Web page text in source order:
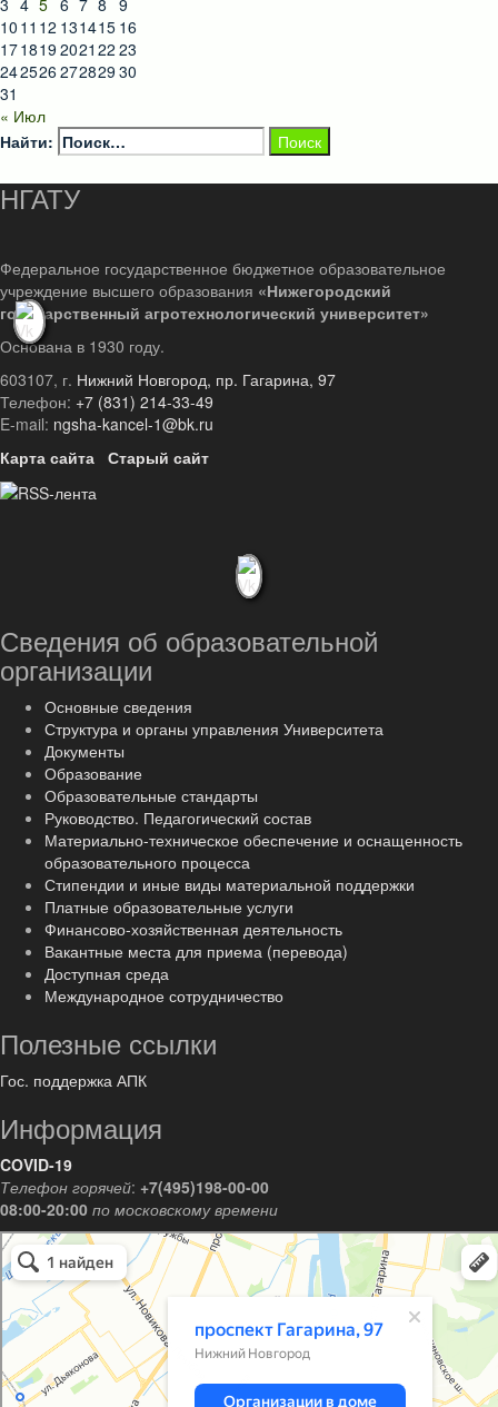
3 4 5 6 7 8 9
10 11 12 131415 16
171819 2021 22 23
242526 272829 30
31
« Июл
Найти:
НГАТУ
Федеральное государственное бюджетное образовательное
учреждение высшего образования «Нижегородский
государственный агротехнологический университет»
Основана в 1930 году.
603107, г. Нижний Новгород, пр. Гагарина, 97
Телефон: +7 (831) 214-33-49
E-mail: ngsha-kancel-1@bk.ru
Карта сайта Старый сайт
Сведения об образовательной
организации
Основные сведения
Структура и органы управления Университета
Документы
Образование
Образовательные стандарты
Руководство. Педагогический состав
Материально-техническое обеспечение и оснащенность
образовательного процесса
Стипендии и иные виды материальной поддержки
Платные образовательные услуги
Финансово-хозяйственная деятельность
Вакантные места для приема (перевода)
Доступная среда
Международное сотрудничество
Полезные ссылки
Гос. поддержка АПК
Информация
COVID-19
Телефон горячей: +7(495)198-00-00
08:00-20:00 по московскому времени